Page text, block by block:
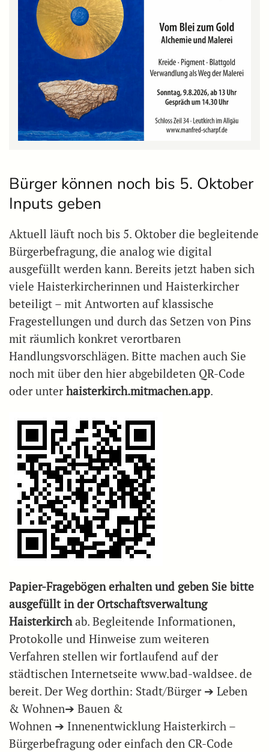
Bürger können noch bis 5. Oktober
Inputs geben
Aktuell läuft noch bis 5. Oktober die begleitende
Bürgerbefragung, die analog wie digital
ausgefüllt werden kann. Bereits jetzt haben sich
viele Haisterkircherinnen und Haisterkircher
beteiligt – mit Antworten auf klassische
Fragestellungen und durch das Setzen von Pins
mit räumlich konkret verortbaren
Handlungsvorschlägen. Bitte machen auch Sie
noch mit über den hier abgebildeten QR-Code
oder unterhaisterkirch.mitmachen.app.
Papier-Fragebögen erhalten und geben Sie bitte
ausgefüllt in der Ortschaftsverwaltung
Haisterkirchab. Begleitende Informationen,
Protokolle und Hinweise zum weiteren
Verfahren stellen wir fortlaufend auf der
städtischen Internetseite www.bad-waldsee. de
bereit. Der Weg dorthin: Stadt/Bürger ➔ Leben
& Wohnen➔ Bauen &
Wohnen ➔ Innenentwicklung Haisterkirch –
Bürgerbefragung oder einfach den CR-Code